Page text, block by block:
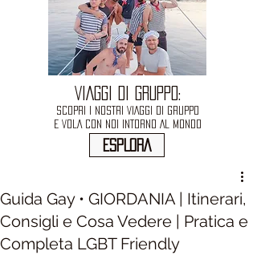
VIAGGI DI GRUPPO:
SCOPRI I NOSTRI VIAGGI DI GRUPPO
E VOLA CON NOI INTORNO AL MONDO
ESPLORA
Guida Gay • GIORDANIA | Itinerari,
Consigli e Cosa Vedere | Pratica e
Completa LGBT Friendly